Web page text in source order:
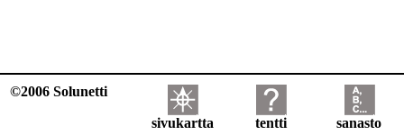
©2006 Solunetti
sivukartta tentti sanasto